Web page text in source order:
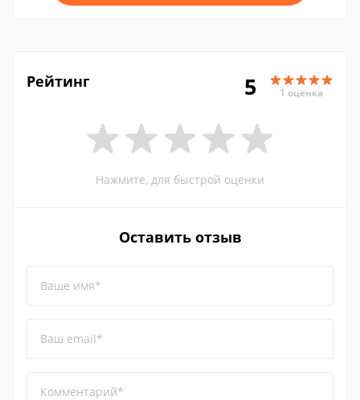
Рейтинг 5 1 оценка
Нажмите, для быстрой оценки
Оставить отзыв
Ваше имя*
Ваш email*
Комментарий*